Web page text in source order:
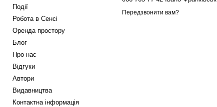
Події
Робота в Сенсі
Оренда простору
Блог
Про нас
Відгуки
Автори
Видавництва
Контактна інформація
Передзвонити вам?